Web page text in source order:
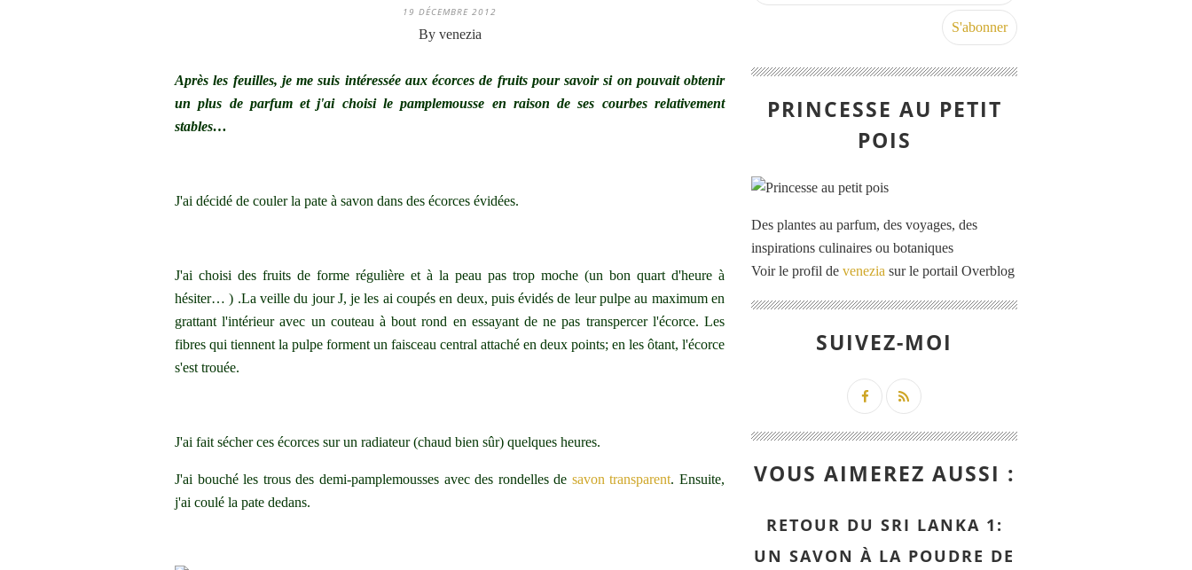
19 DÉCEMBRE 2012
By venezia
Après les feuilles, je me suis intéressée aux écorces de fruits pour savoir si on pouvait obtenir
un plus de parfum et j'ai choisi le pamplemousse en raison de ses courbes relativement
stables…
J'ai décidé de couler la pate à savon dans des écorces évidées.
J'ai choisi des fruits de forme régulière et à la peau pas trop moche (un bon quart d'heure à
hésiter… ) .La veille du jour J, je les ai coupés en deux, puis évidés de leur pulpe au maximum en
grattant l'intérieur avec un couteau à bout rond en essayant de ne pas transpercer l'écorce. Les
fibres qui tiennent la pulpe forment un faisceau central attaché en deux points; en les ôtant, l'écorce
s'est trouée.
J'ai fait sécher ces écorces sur un radiateur (chaud bien sûr) quelques heures.
J'ai bouché les trous des demi-pamplemousses avec des rondelles de savon transparent. Ensuite,
j'ai coulé la pate dedans.
PRINCESSE AU PETIT
POIS
Des plantes au parfum, des voyages, des
inspirations culinaires ou botaniques
Voir le profil de venezia sur le portail Overblog
SUIVEZ-MOI
VOUS AIMEREZ AUSSI :
RETOUR DU SRI LANKA 1:
UN SAVON À LA POUDRE DE